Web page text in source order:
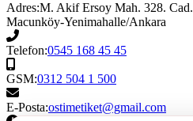
Adres:M. Akif Ersoy Mah. 328.
Macunköy-Yenimahalle/Ankara
Telefon:0545 168 45 45
GSM:0312 504 1 500
E-Posta:ostimetiket@gmail.com